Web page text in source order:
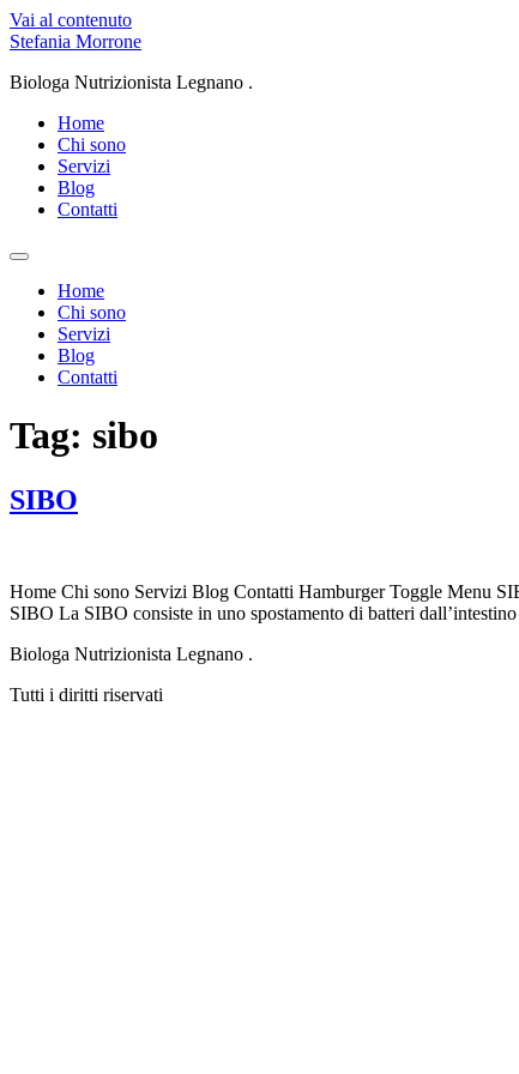
Vai al contenuto
Stefania Morrone
Biologa Nutrizionista Legnano .
Home
Chi sono
Servizi
Blog
Contatti
Home
Chi sono
Servizi
Blog
Contatti
Tag: sibo
SIBO
Home Chi sono Servizi Blog Contatti Hamburger Toggle Menu
SIBO La SIBO consiste in uno spostamento di batteri
Biologa Nutrizionista Legnano .
Tutti i diritti riservati